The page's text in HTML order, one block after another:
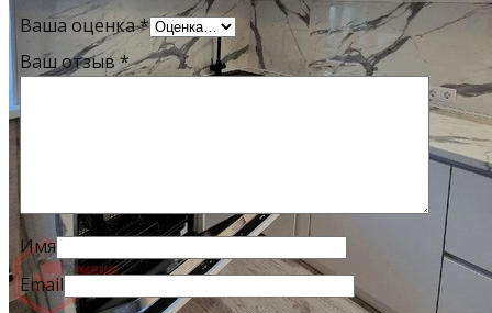
Ваша оценка*
Ваш отзыв *
Имя
Email